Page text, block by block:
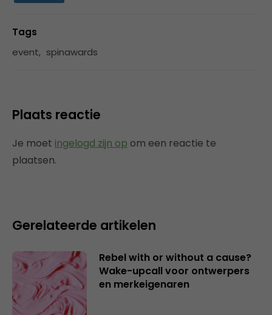
Tags
event, spinawards
Plaats reactie
Je moet ingelogd zijn op om een reactie te
plaatsen.
Gerelateerde artikelen
Rebel with or without a cause?
Wake-upcall voor ontwerpers
en merkeigenaren